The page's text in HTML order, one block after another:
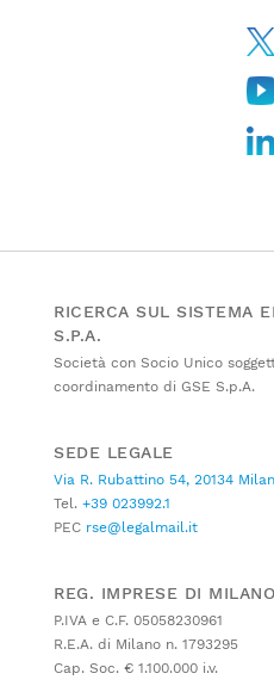
RICERCA SUL SISTEMA
S.P.A.
Società con Socio Unico
coordinamento di GSE S.p.A.
SEDE LEGALE
Via R. Rubattino 54, 20134
Tel. +39 023992.1
PEC rse@legalmail.it
REG. IMPRESE DI MILANO
P.IVA e C.F. 05058230961
R.E.A. di Milano n. 1793295
Cap. Soc. € 1.100.000 i.v.